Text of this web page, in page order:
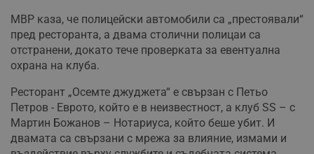
МВР каза, че полицейски автомобили са „престоявали“
пред ресторанта, а двама столични полицаи са
отстранени, докато тече проверката за евентуална
охрана на клуба.
Ресторант „Осемте джуджета“ е свързан с Петьо
Петров - Еврото, който е в неизвестност, а клуб SS – с
Мартин Божанов – Нотариуса, който беше убит. И
двамата са свързани с мрежа за влияние, измами и